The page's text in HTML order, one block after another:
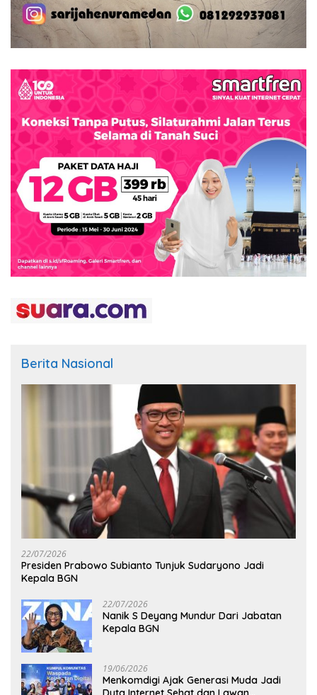
Berita Nasional
22/07/2026
Presiden Prabowo Subianto Tunjuk Sudaryono Jadi
Kepala BGN
22/07/2026
Nanik S Deyang Mundur Dari Jabatan
Kepala BGN
19/06/2026
Menkomdigi Ajak Generasi Muda Jadi